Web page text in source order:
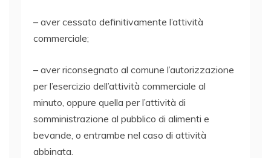
– aver cessato definitivamente l’attività
commerciale;
– aver riconsegnato al comune l’autorizzazione
per l’esercizio dell’attività commerciale al
minuto, oppure quella per l’attività di
somministrazione al pubblico di alimenti e
bevande, o entrambe nel caso di attività
abbinata.